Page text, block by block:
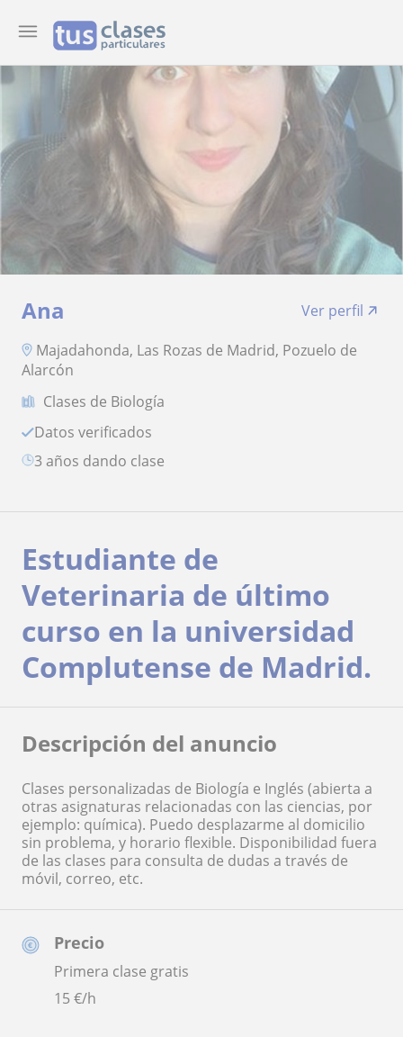
Ana
Ver perfil
Majadahonda, Las Rozas de Madrid, Pozuelo de
Alarcón
Clases de Biología
Datos verificados
3 años dando clase
Precio
Primera clase gratis
15€/h
Estudiante de
Veterinaria de último
curso en la universidad
Complutense de Madrid.
Descripción del anuncio
Clases personalizadas de Biología e Inglés (abierta a
otras asignaturas relacionadas con las ciencias, por
ejemplo: química). Puedo desplazarme al domicilio
sin problema, y horario flexible. Disponibilidad fuera
de las clases para consulta de dudas a través de
móvil, correo, etc.